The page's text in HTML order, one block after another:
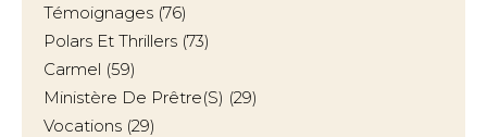
Témoignages (76)
Polars Et Thrillers (73)
Carmel (59)
Ministère De Prêtre(s) (29)
Vocations (29)